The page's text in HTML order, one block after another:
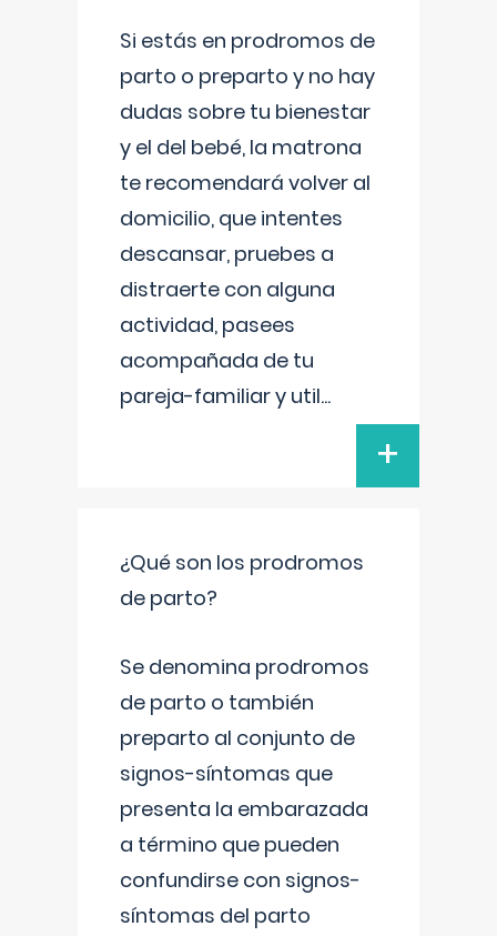
Si estás en prodromos de
parto o preparto y no hay
dudas sobre tu bienestar
y el del bebé, la matrona
te recomendará volver al
domicilio, que intentes
descansar, pruebes a
distraerte con alguna
actividad, pasees
acompañada de tu
pareja-familiar y util...
+
¿Qué son los prodromos
de parto?
Se denomina prodromos
de parto o también
preparto al conjunto de
signos-síntomas que
presenta la embarazada
a término que pueden
confundirse con signos-
síntomas del parto